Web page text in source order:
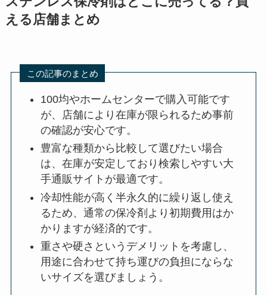
える店舗まとめ
この記事のまとめ
100均やホームセンターで購入可能です
が、店舗により在庫が限られるため事前
の確認が安心です。
豊富な種類から比較して選びたい場合
は、在庫が安定しており検索しやすい大
手通販サイトが最適です。
冷却性能が高く半永久的に繰り返し使え
るため、通常の保冷剤より初期費用はか
かりますが経済的です。
重さや硬さというデメリットを考慮し、
用途に合わせて持ち運びの負担にならな
いサイズを選びましょう。